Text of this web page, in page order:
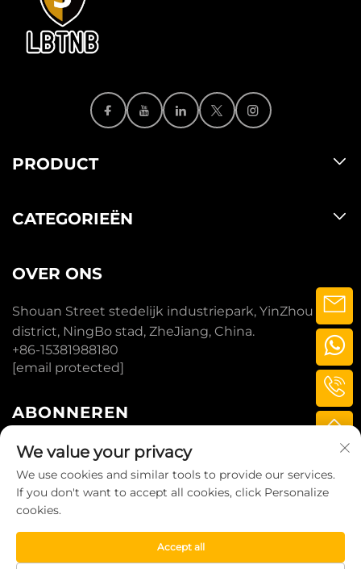
PRODUCT
CATEGORIEËN
OVER ONS
Shouan Street stedelijk industriepark, YinZhou
district, NingBo stad, ZheJiang, China.
+86-15381988180
[email protected]
ABONNEREN
PRIVACYBELEID
We value your privacy
We use cookies and similar tools to provide our services.
If you don't want to accept all cookies, click Personalize
cookies.
Accept all